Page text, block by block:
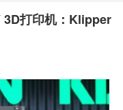
打印机：Klipper